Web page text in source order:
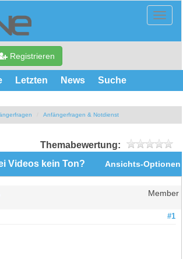
Registrieren
Letzten News Suche
Anfängerfragen & Notdienst
Themabewertung:
Ansichts-Optionen
Videos kein Ton?
Member
#1